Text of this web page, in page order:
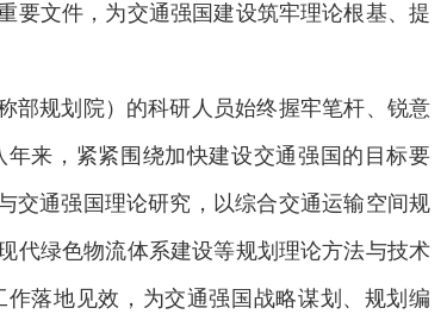
要文件，为交通强国建设筑牢理论根基、提
部规划院）的科研人员始终握牢笔杆、锐意
来，紧紧围绕加快建设交通强国的目标要
交通强国理论研究，以综合交通运输空间规
代绿色物流体系建设等规划理论方法与技术
落地见效，为交通强国战略谋划、规划编